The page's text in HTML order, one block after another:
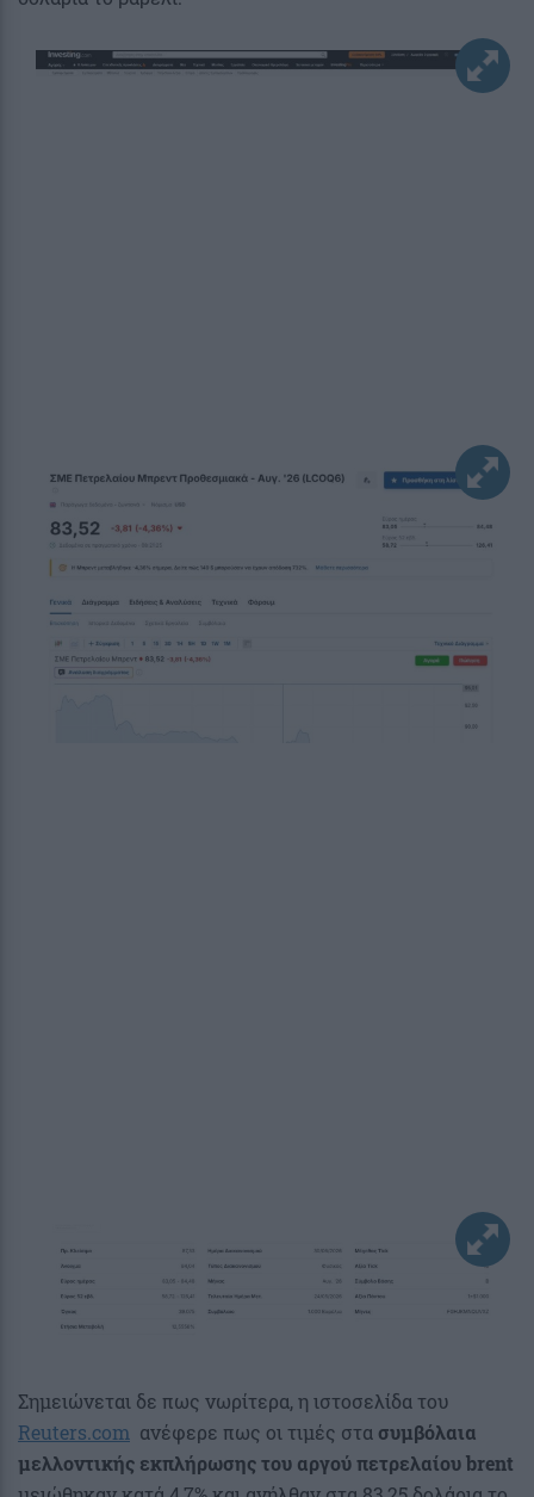
Σημειώνεται δε πως νωρίτερα, η ιστοσελίδα του
Reuters.com ανέφερε πως οι τιμές στα συμβόλαια
μελλοντικής εκπλήρωσης του αργού πετρελαίου brent